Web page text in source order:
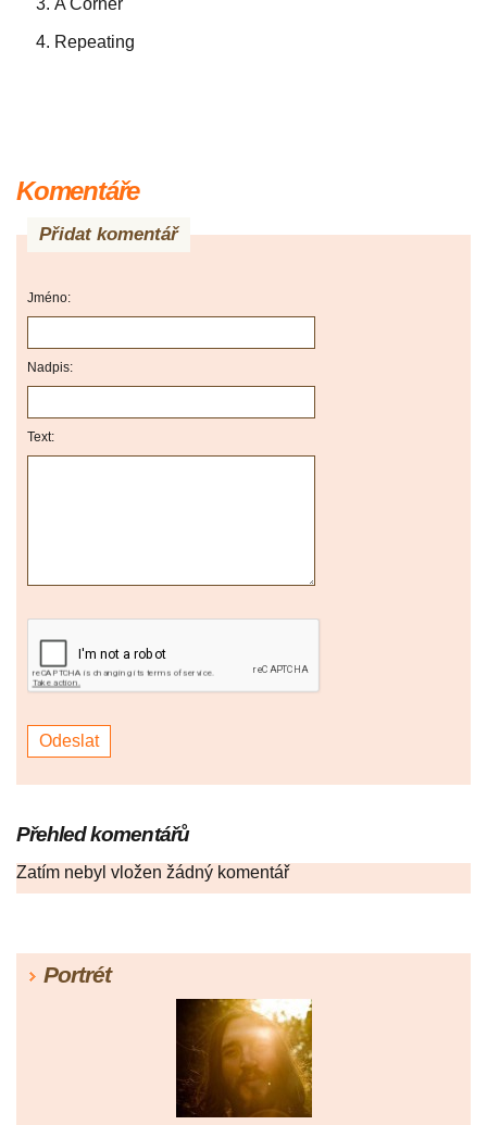
A Corner
Repeating
Komentáře
Přidat komentář
Jméno:
Nadpis:
Text:
Přehled komentářů
Zatím nebyl vložen žádný komentář
Portrét